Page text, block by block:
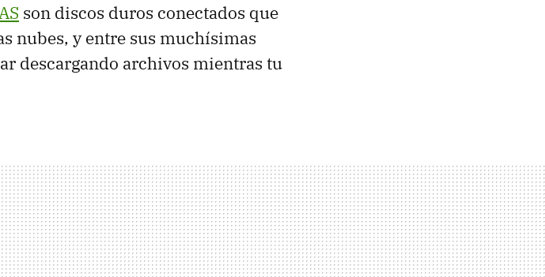
son discos duros conectados que
nubes, y entre sus muchísimas
descargando archivos mientras tu